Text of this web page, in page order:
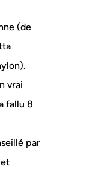
(de
vrai
fallu 8
par